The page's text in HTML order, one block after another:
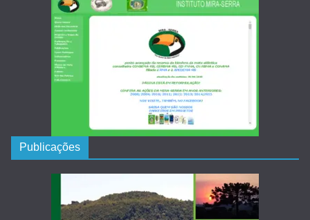
Publicações